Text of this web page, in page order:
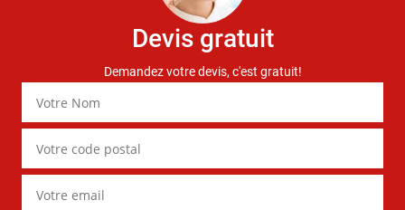
Devis gratuit
Demandez votre devis, c'est gratuit!